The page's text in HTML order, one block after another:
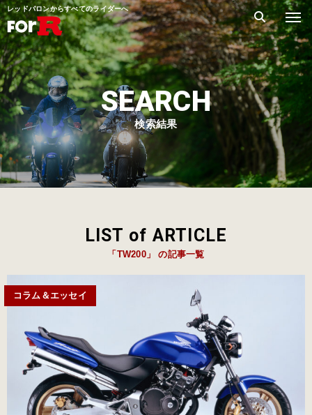
レッドバロンからすべてのライダーへ
SEARCH
検索結果
LIST of ARTICLE
「TW200」 の記事一覧
コラム＆エッセイ